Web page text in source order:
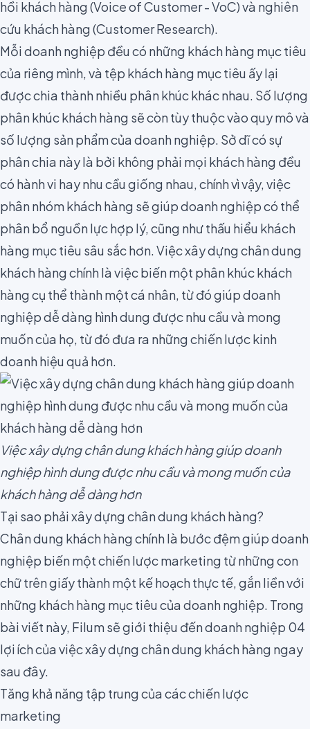
hồi khách hàng (Voice of Customer - VoC) và nghiên
cứu khách hàng (Customer Research).
Mỗi doanh nghiệp đều có những khách hàng mục tiêu
của riêng mình, và tệp khách hàng mục tiêu ấy lại
được chia thành nhiều phân khúc khác nhau. Số lượng
phân khúc khách hàng sẽ còn tùy thuộc vào quy mô và
số lượng sản phẩm của doanh nghiệp. Sở dĩ có sự
phân chia này là bởi không phải mọi khách hàng đều
có hành vi hay nhu cầu giống nhau, chính vì vậy, việc
phân nhóm khách hàng sẽ giúp doanh nghiệp có thể
phân bổ nguồn lực hợp lý, cũng như thấu hiểu khách
hàng mục tiêu sâu sắc hơn. Việc xây dựng chân dung
khách hàng chính là việc biến một phân khúc khách
hàng cụ thể thành một cá nhân, từ đó giúp doanh
nghiệp dễ dàng hình dung được nhu cầu và mong
muốn của họ, từ đó đưa ra những chiến lược kinh
doanh hiệu quả hơn.
Việc xây dựng chân dung khách hàng giúp doanh
nghiệp hình dung được nhu cầu và mong muốn của
khách hàng dễ dàng hơn
Tại sao phải xây dựng chân dung khách hàng?
Chân dung khách hàng chính là bước đệm giúp doanh
nghiệp biến một chiến lược marketing từ những con
chữ trên giấy thành một kế hoạch thực tế, gắn liền với
những khách hàng mục tiêu của doanh nghiệp. Trong
bài viết này, Filum sẽ giới thiệu đến doanh nghiệp 04
lợi ích của việc xây dựng chân dung khách hàng ngay
sau đây.
Tăng khả năng tập trung của các chiến lược
marketing